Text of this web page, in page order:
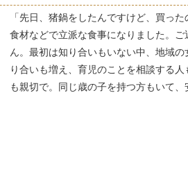
「先日、猪鍋をしたんですけど、買っ
食材などで立派な食事になりました。
ん。最初は知り合いもいない中、地域
り合いも増え、育児のことを相談する
も親切で。同じ歳の子を持つ方もいて